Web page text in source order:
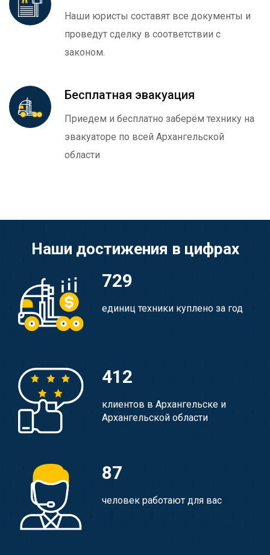
Наши юристы составят все документы и
проведут сделку в соответствии с
законом.
Бесплатная эвакуация
Приедем и бесплатно заберём технику на
эвакуаторе по всей Архангельской
области
Наши достижения в цифрах
729
единиц техники куплено за год
412
клиентов в Архангельске и
Архангельской области
87
человек работают для вас